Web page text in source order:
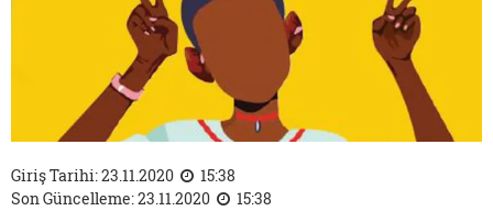
Giriş Tarihi: 23.11.2020
15:38
Son Güncelleme: 23.11.2020
15:38